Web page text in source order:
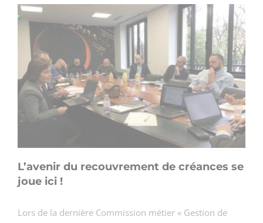
L’avenir du recouvrement de créances se
joue ici !
Lors de la dernière Commission métier « Gestion de